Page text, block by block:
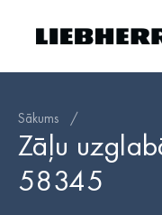
Sākums /
Zāļu
58345